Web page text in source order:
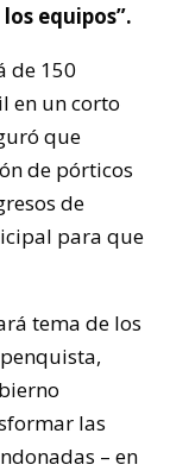
equipos”.
de 150
en un corto
que
de pórticos
de
para que
tema de los
las
– en